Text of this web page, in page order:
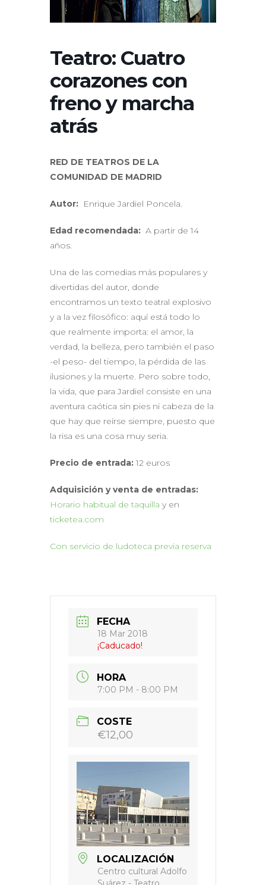
Teatro: Cuatro
corazones con
freno y marcha
atrás
RED DE TEATROS DE LA
COMUNIDAD DE MADRID
Autor: Enrique Jardiel Poncela.
Edad recomendada: A partir de 14
años.
Una de las comedias más populares y
divertidas del autor, donde
encontramos un texto teatral explosivo
y a la vez filosófico: aquí está todo lo
que realmente importa: el amor, la
verdad, la belleza, pero también el paso
-el peso- del tiempo, la pérdida de las
ilusiones y la muerte. Pero sobre todo,
la vida, que para Jardiel consiste en una
aventura caótica sin pies ni cabeza de la
que hay que reírse siempre, puesto que
la risa es una cosa muy seria.
Precio de entrada:12 euros
Adquisición y venta de entradas:
Horario habitual de taquilla y en
ticketea.com
Con servicio de ludoteca previa reserva
FECHA
18 Mar 2018
¡Caducado!
HORA
7:00 PM - 8:00 PM
COSTE
€12,00
LOCALIZACIÓN
Centro cultural Adolfo